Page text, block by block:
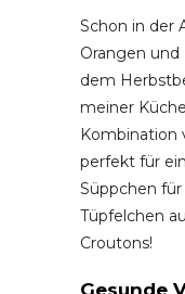
Schon in der
Orangen
dem
meiner
Kombination
perfekt für
Süppchen
Tüpfelchen
Croutons!